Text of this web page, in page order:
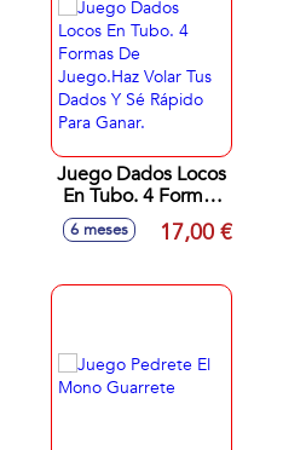
Juego Dados Locos
En Tubo. 4 Formas
De Juego.Haz Volar
Tus Dados Y Sé
6 meses 17,00 €